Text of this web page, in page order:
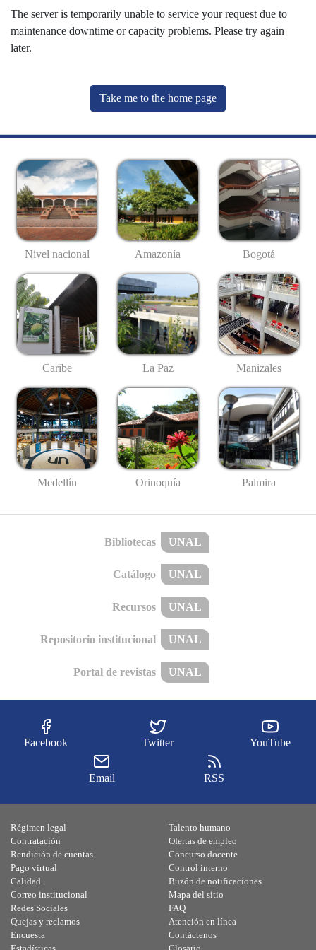
The server is temporarily unable to service your request due to
maintenance downtime or capacity problems. Please try again
later.
Take me to the home page
Nivel nacional Amazonía Bogotá
Caribe La Paz Manizales
Medellín Orinoquía Palmira
Bibliotecas UNAL
Catálogo UNAL
Recursos UNAL
Repositorio institucional UNAL
Portal de revistas UNAL
Facebook Twitter YouTube
Email RSS
Régimen legal
Contratación
Rendición de cuentas
Pago virtual
Calidad
Talento humano
Ofertas de empleo
Concurso docente
Control interno
Buzón de notificaciones
Correo institucional
Redes Sociales
Quejas y reclamos
Encuesta
Mapa del sitio
FAQ
Atención en línea
Contáctenos